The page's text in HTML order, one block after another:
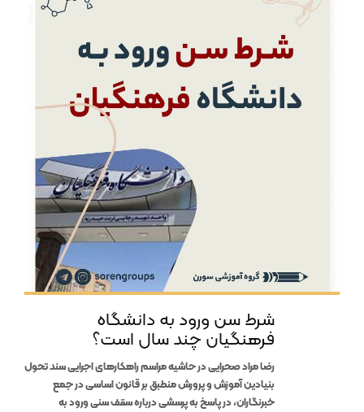
شرط سن ورود به دانشگاه
فرهنگیان چند سال است؟
رضا مراد صحرایی در حاشیه مراسم راهکارهای اجرایی سند تحول
بنیادین آموزش و پرورش منطبق بر قانون اساسی در جمع
خبرنگاران، در پاسخ به پرسشی درباره سقف سنی ورود به